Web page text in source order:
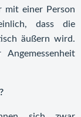
mit einer Person
dass die
äußern wird.